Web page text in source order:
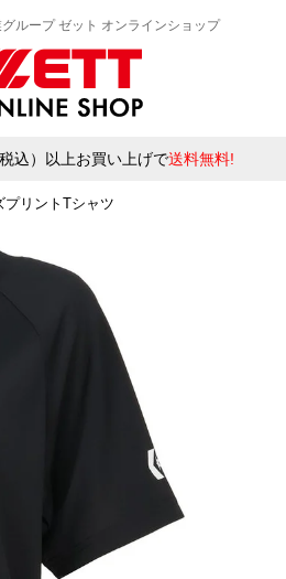
ループ ゼット オンラインショップ
込）以上お買い上げで送料無料!
プリントTシャツ